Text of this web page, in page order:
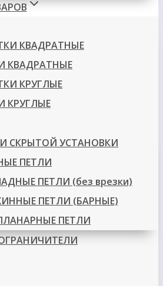
КВАДРАТНЫЕ
КВАДРАТНЫЕ
КРУГЛЫЕ
КРУГЛЫЕ
СКРЫТОЙ УСТАНОВКИ
ПЕТЛИ
ПЕТЛИ (без врезки)
ПЕТЛИ (БАРНЫЕ)
ПЕТЛИ